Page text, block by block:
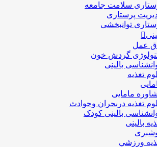
سلامت جامعه
پرستاری
توانبخشی
عمل
گردش خون
بالینی
تغذیه
مامایی
تغذیه دربحران وحوادث
بالینی کودک
بالینی
ورزشي